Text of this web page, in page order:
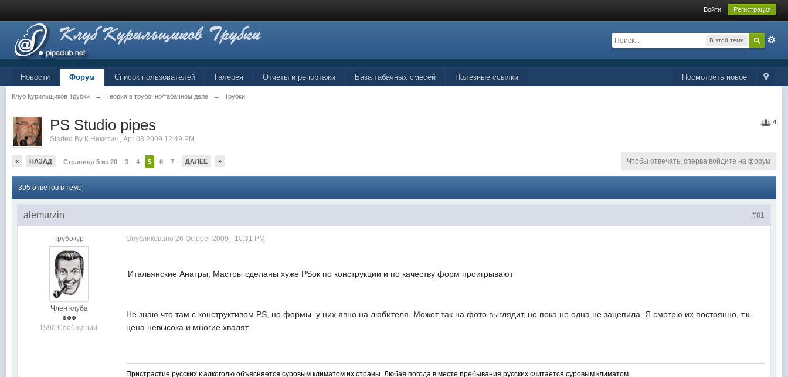
Войти Регистрация
В этой теме
Посмотреть новое
Новости Форум Список пользователей Галерея Отчеты и репортажи База табачных смесей Полезные ссылки
Клуб Курильщиков Трубки → Теория в трубочно/табачном деле → Трубки
4
PS Studio pipes
Started By К.Никитич ,Apr 03 2009 12:49 PM
« НАЗАД Страница 5 из 20 3 4 5 6 7 ДАЛЕЕ » Чтобы отвечать, сперва войдите на форум
395 ответов в теме
#81
alemurzin
Трубокур
Член клуба
1590 Сообщений:
Опубликовано26 October 2009 - 10:31 PM
Итальянские Анатры, Мастры сделаны хуже PSок по конструкции и по качеству форм проигрывают
Не знаю что там с конструктивом PS, но формы у них явно на любителя. Может так на фото выглядит, но пока не одна не зацепила. Я смотрю их постоянно, т.к.
цена невысока и многие хвалят.
Пристрастие русских к алкоголю объясняется суровым климатом их страны. Любая погода в месте пребывания русских считается суровым климатом.